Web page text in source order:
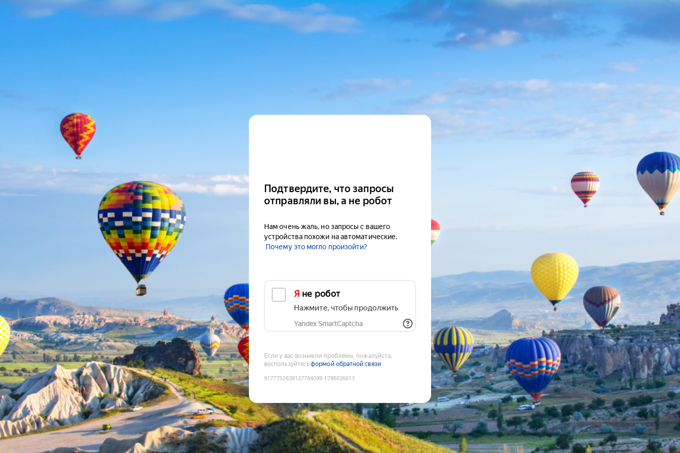
Подтвердите, что запросы
отправляли вы, а не робот
Нам очень жаль, но запросы с вашего
устройства похожи на автоматические.
Почему это могло произойти?
Я не робот
Нажмите, чтобы продолжить
Yandex SmartCaptcha
Если у вас возникли проблемы, пожалуйста,
воспользуйтесьформой обратной связи
9177752638127784099:1786026613